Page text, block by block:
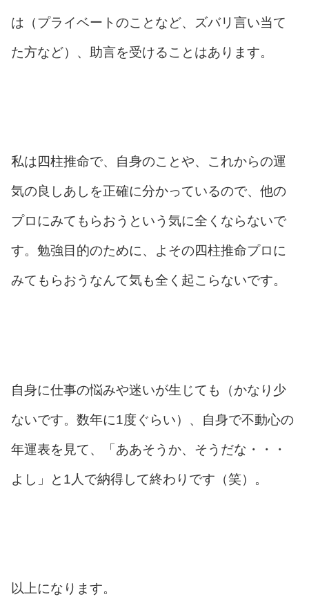
は（プライベートのことなど、ズバリ言い当て
た方など）、助言を受けることはあります。
私は四柱推命で、自身のことや、これからの運
気の良しあしを正確に分かっているので、他の
プロにみてもらおうという気に全くならないで
す。勉強目的のために、よその四柱推命プロに
みてもらおうなんて気も全く起こらないです。
自身に仕事の悩みや迷いが生じても（かなり少
ないです。数年に1度ぐらい）、自身で不動心の
年運表を見て、「ああそうか、そうだな・・・
よし」と1人で納得して終わりです（笑）。
以上になります。